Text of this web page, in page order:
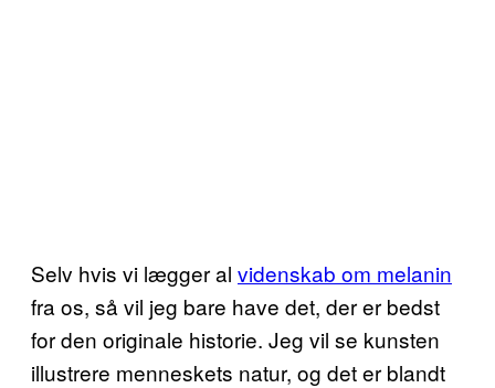
Selv hvis vi lægger al videnskab om melanin
fra os, så vil jeg bare have det, der er bedst
for den originale historie. Jeg vil se kunsten
illustrere menneskets natur, og det er blandt